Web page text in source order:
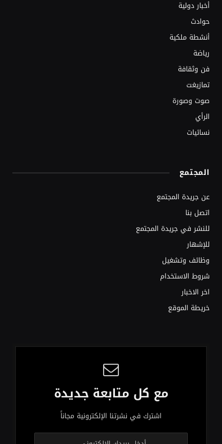
أخبار دولية
حوادث
أنشطة ملكية
رياضة
فن وثقافة
تمازيغت
صوت وصورة
الرأي
نسائيات
المجتمع
عن جريدة المجتمع
اتصل بنا
للنشر في جريدة المجتمع
للإشهار
وظائف وتشغيل
شروط الاستخدام
اخر الاخبار
خريطة الموقع
مع كل متابعة جديدة
اشترك في نشرتنا الإلكترونية مجاناً